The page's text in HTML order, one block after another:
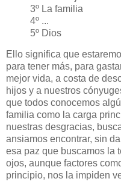
3º La familia
4º ...
5º Dios
Ello significa que
para tener más, para
mejor vida, a costa de
hijos y a nuestros
que todos conocemos
familia como la carga
nuestras desgracias,
ansiamos encontrar, sin
esa paz que buscamos la
ojos, aunque factores
principio, nos la impiden